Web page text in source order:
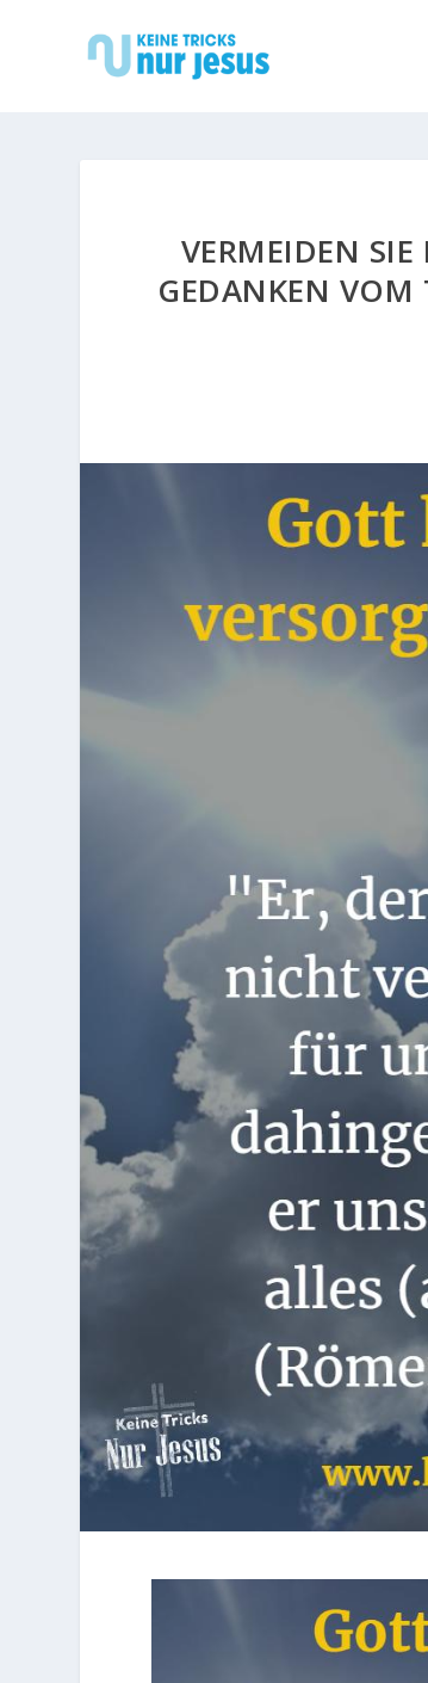
VERMEIDEN
GEDANKEN VOM